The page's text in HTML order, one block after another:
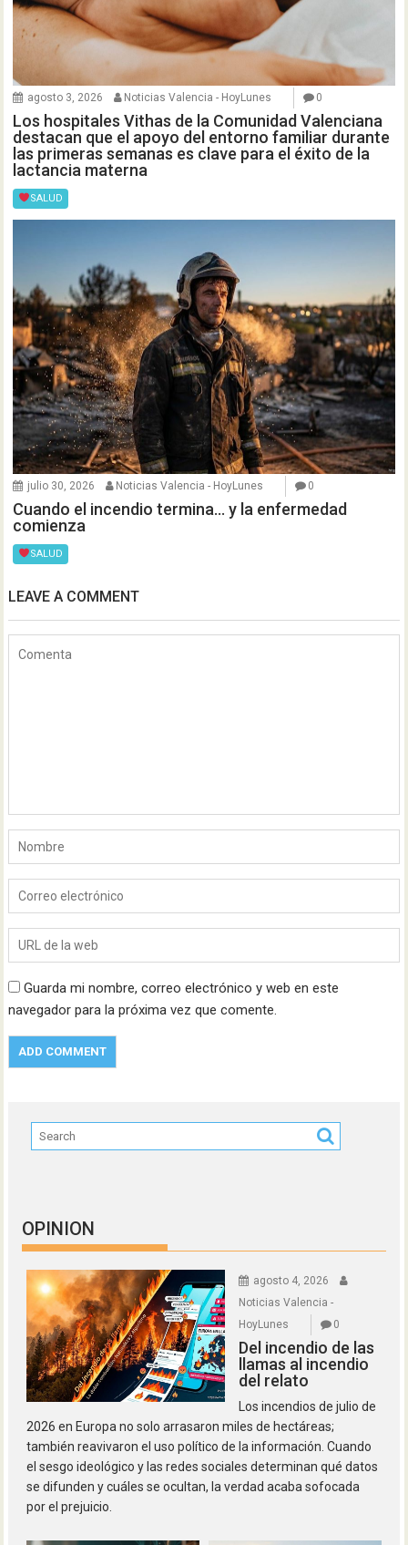
agosto 3, 2026 Noticias Valencia - HoyLunes 0
Los hospitales Vithas de la Comunidad Valenciana
destacan que el apoyo del entorno familiar durante
las primeras semanas es clave para el éxito de la
lactancia materna
SALUD
julio 30, 2026 Noticias Valencia - HoyLunes 0
Cuando el incendio termina… y la enfermedad
comienza
SALUD
LEAVE A COMMENT
Guarda mi nombre, correo electrónico y web en este
navegador para la próxima vez que comente.
OPINION
agosto 4, 2026
Noticias Valencia -
HoyLunes
0
Del incendio de las
llamas al incendio
del relato
Los incendios de julio de
2026 en Europa no solo arrasaron miles de hectáreas;
también reavivaron el uso político de la información. Cuando
el sesgo ideológico y las redes sociales determinan qué datos
se difunden y cuáles se ocultan, la verdad acaba sofocada
por el prejuicio.